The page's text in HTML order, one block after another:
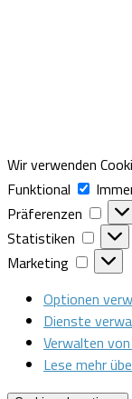
Wir verwenden
Funktional
Präferenzen
Statistiken
Marketing
Optionen
Dienste
Verwalten
Lese mehr